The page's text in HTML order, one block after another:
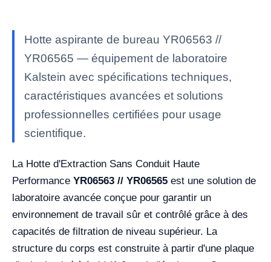
Hotte aspirante de bureau YR06563 //
YR06565 — équipement de laboratoire
Kalstein avec spécifications techniques,
caractéristiques avancées et solutions
professionnelles certifiées pour usage
scientifique.
La Hotte d'Extraction Sans Conduit Haute
Performance YR06563 // YR06565 est une solution de
laboratoire avancée conçue pour garantir un
environnement de travail sûr et contrôlé grâce à des
capacités de filtration de niveau supérieur. La
structure du corps est construite à partir d'une plaque